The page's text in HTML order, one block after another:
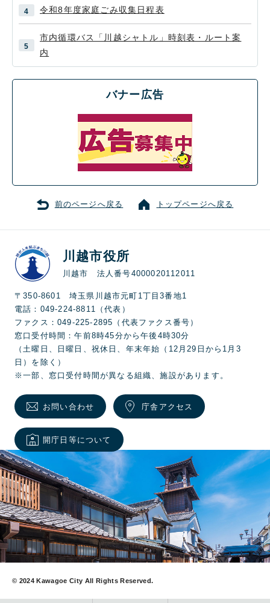
令和8年度家庭ごみ収集日程表
市内循環バス「川越シャトル」時刻表・ルート案
内
バナー広告
前のページへ戻る トップページへ戻る
川越市役所
川越市 法人番号4000020112011
〒350-8601 埼玉県川越市元町1丁目3番地1
電話：049-224-8811（代表）
ファクス：049-225-2895（代表ファクス番号）
窓口受付時間：午前8時45分から午後4時30分
（土曜日、日曜日、祝休日、年末年始（12月29日から1月3
日）を除く）
※一部、窓口受付時間が異なる組織、施設があります。
お問い合わせ 庁舎アクセス
開庁日等について
© 2024 Kawagoe City All Rights Reserved.